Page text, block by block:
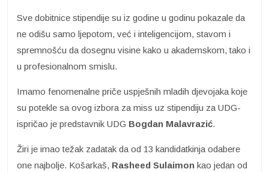
Sve dobitnice stipendije su iz godine u godinu pokazale da
ne odišu samo ljepotom, već i inteligencijom, stavom i
spremnošću da dosegnu visine kako u akademskom, tako i
u profesionalnom smislu.
Imamo fenomenalne priče uspješnih mladih djevojaka koje
su potekle sa ovog izbora za miss uz stipendiju za UDG-
ispričao je predstavnik UDG Bogdan Malavrazić.
Žiri je imao težak zadatak da od 13 kandidatkinja odabere
one najbolje. Košarkaš, Rasheed Sulaimon kao jedan od